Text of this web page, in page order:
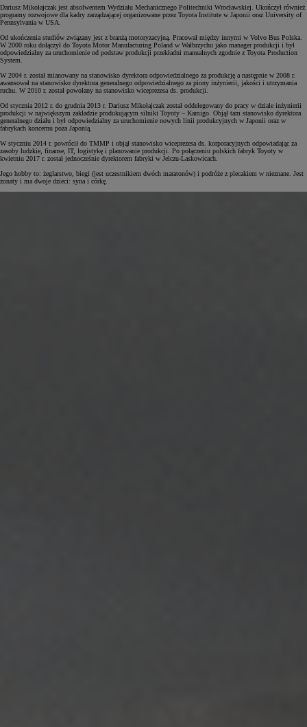
Dariusz Mikołajczak jest absolwentem Wydziału Mechanicznego Politechniki Wrocławskiej. Ukończył również
programy rozwojowe dla kadry zarządzającej organizowane przez Toyota Institute w Japonii oraz University of
Pennsylvania w USA.
Od ukończenia studiów związany jest z branżą motoryzacyjną. Pracował między innymi w Volvo Bus Polska.
W 2000 roku dołączył do Toyota Motor Manufacturing Poland w Wałbrzychu jako manager produkcji i był
odpowiedzialny za uruchomienie od podstaw produkcji przekładni manualnych zgodnie z Toyota Production
System.
W 2004 r. został mianowany na stanowisko dyrektora odpowiedzialnego za produkcję a następnie w 2008 r.
awansował na stanowisko dyrektora generalnego odpowiedzialnego za piony inżynierii, jakości i utrzymania
ruchu. W 2010 r. został powołany na stanowisko wiceprezesa ds. produkcji.
Od stycznia 2012 r. do grudnia 2013 r. Dariusz Mikołajczak został oddelegowany do pracy w dziale inżynierii
produkcji w największym zakładzie produkującym silniki Toyoty – Kamigo. Objął tam stanowisko dyrektora
generalnego działu i był odpowiedzialny za uruchomienie nowych linii produkcyjnych w Japonii oraz w
fabrykach koncernu poza Japonią.
W styczniu 2014 r. powrócił do TMMP i objął stanowisko wiceprezesa ds. korporacyjnych odpowiadając za
zasoby ludzkie, finanse, IT, logistykę i planowanie produkcji. Po połączeniu polskich fabryk Toyoty w
kwietniu 2017 r. został jednocześnie dyrektorem fabryki w Jelczu-Laskowicach.
Jego hobby to: żeglarstwo, biegi (jest uczestnikiem dwóch maratonów) i podróże z plecakiem w nieznane. Jest
żonaty i ma dwoje dzieci: syna i córkę.